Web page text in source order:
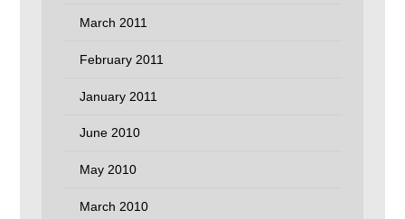
March 2011
February 2011
January 2011
June 2010
May 2010
March 2010